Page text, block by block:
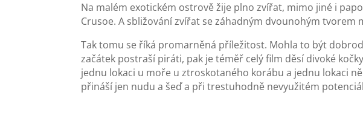
Na malém exotickém ostrově žije plno zvířat, mimo jiné i
Crusoe. A sbližování zvířat se záhadným dvounohým tvorem
Tak tomu se říká promarněná příležitost. Mohla to být
začátek postraší piráti, pak je téměř celý film děsí divoké
jednu lokaci u moře u ztroskotaného korábu a jednu lokaci
přináší jen nudu a šeď a při trestuhodně nevyužitém